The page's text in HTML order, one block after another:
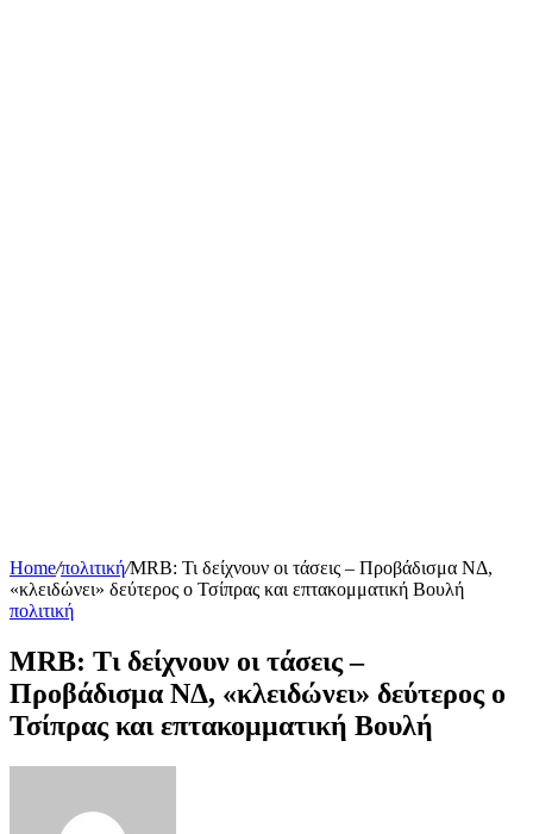
Home/πολιτική/MRB: Τι δείχνουν οι τάσεις – Προβάδισμα ΝΔ,
«κλειδώνει» δεύτερος ο Τσίπρας και επτακομματική Βουλή
πολιτική
MRB: Τι δείχνουν οι τάσεις –
Προβάδισμα ΝΔ, «κλειδώνει» δεύτερος ο
Τσίπρας και επτακομματική Βουλή